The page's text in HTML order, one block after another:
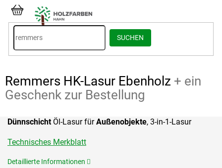
Inhalt
springen
SUCHEN
WARENKORB
Remmers HK-Lasur Ebenholz + ein
Geschenk zur Bestellung
DünnschichtÖl-Lasur fürAußenobjekte, 3-in-1-Lasur
Technisches Merkblatt
Detaillierte Informationen